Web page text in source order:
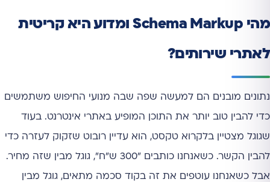
מהי Schema Markup ומדוע היא קריטית
לאתרי שירותים?
נתונים מובנים הם למעשה שפה שבה מנועי החיפוש משתמשים
כדי להבין טוב יותר את התוכן המופיע באתרי אינטרנט. בעוד
שגוגל מצטיין בלקרוא טקסט, הוא עדיין רובוט שזקוק לעזרה כדי
להבין הקשר. כשאנחנו כותבים "300 ש"ח", גוגל מבין שזה מחיר.
אבל כשאנחנו עוטפים את זה בקוד סכמה מתאים, גוגל מבין